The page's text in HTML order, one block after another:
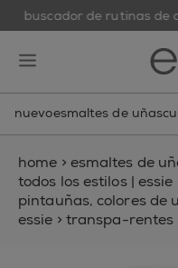
buscador de rutinas de
nuevoesmaltes de uñas
home > esmaltes de
todos los estilos | essie
pintauñas, colores de
essie > transpa-rentes